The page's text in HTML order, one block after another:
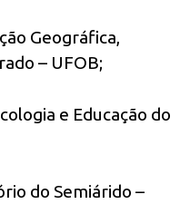
Geográfica,
– UFOB;
e Educação do
do Semiárido –